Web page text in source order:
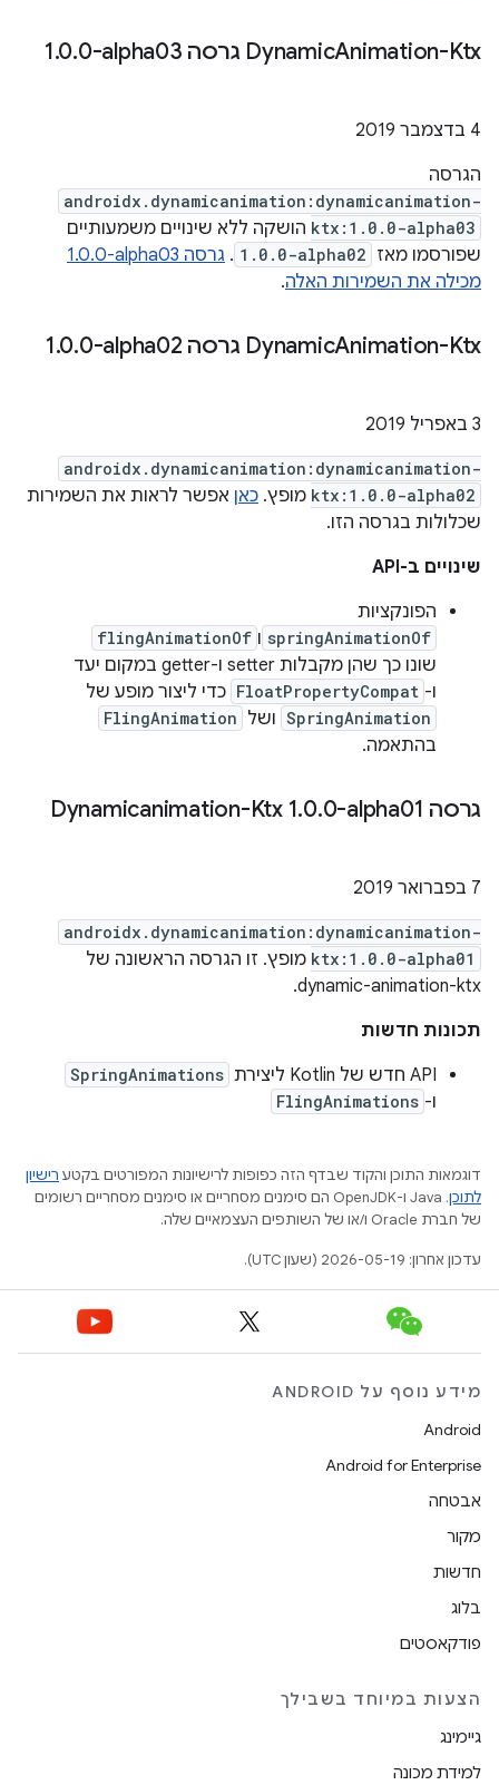
‫DynamicAnimation-Ktx גרסה ‎1 .0.0-alpha03
4 בדצמבר 2019
הגרסה
androidx.dynamicanimation:dynamicanimation-
ktx:1.0.0-alpha03 הושקה ללא שינויים משמעותיים
שפורסמו מאז 1.0.0-alpha02
.
גרסה ‎1.0.0-alpha03
מכילה את השמירות האלה.
‫DynamicAnimation-Ktx גרסה ‎1 .0.0-alpha02
‫3 באפריל 2019
androidx.dynamicanimation:dynamicanimation-
ktx:1.0.0-alpha02 מופץ. כאן אפשר לראות את השמירות
שכלולות בגרסה הזו.
שינויים ב-API
הפונקציות
springAnimationOf ו flingAnimationOf
שונו כך שהן מקבלות setter ו-getter במקום יעד
ו- FloatPropertyCompat כדי ליצור מופע של
SpringAnimation ושל FlingAnimation
בהתאמה.
גרסה Dynamicanimation-Ktx 1 .0.0-alpha01
‫7 בפברואר 2019
androidx.dynamicanimation:dynamicanimation-
ktx:1.0.0-alpha01 מופץ. זו הגרסה הראשונה של
dynamic-animation-ktx.
תכונות חדשות
‫API חדש של Kotlin ליצירת
SpringAnimations
ו- FlingAnimations
דוגמאות התוכן והקוד שבדף הזה כפופות לרישיונות המפורטים בקטע רישיון
לתוכן
.‏ Java ו-OpenJDK הם סימנים מסחריים או סימנים מסחריים רשומים
של חברת Oracle ו/או של השותפים העצמאיים שלה.
עדכון אחרון: 2026-05-19 (שעון UTC).
מידע נוסף על ANDROID
Android
Android for Enterprise
אבטחה
מקור
חדשות
בלוג
פודקאסטים
הצעות במיוחד בשבילך
גיימינג
למידת מכונה